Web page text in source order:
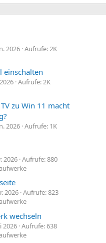
2026 Aufrufe: 2K
einschalten
Aufrufe: 2K
zu Win 11 macht
2026 Aufrufe: 1K
2026 Aufrufe: 880
2026 Aufrufe: 823
wechseln
2026 Aufrufe: 638